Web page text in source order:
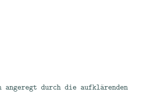
durch die aufklärenden